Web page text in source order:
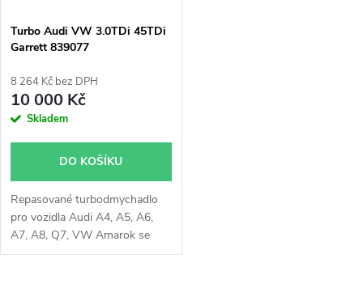
p
r
o
u
k
s
p
r
o
d
u
k
Turbo Audi VW 3.0TDi 45TDi
Garrett 839077
8 264 Kč bez DPH
10 000 Kč
Skladem
DO KOŠÍKU
Repasované turbodmychadlo
pro vozidla Audi A4, A5, A6,
A7, A8, Q7, VW Amarok se
140kW, 150kW, 155kW,